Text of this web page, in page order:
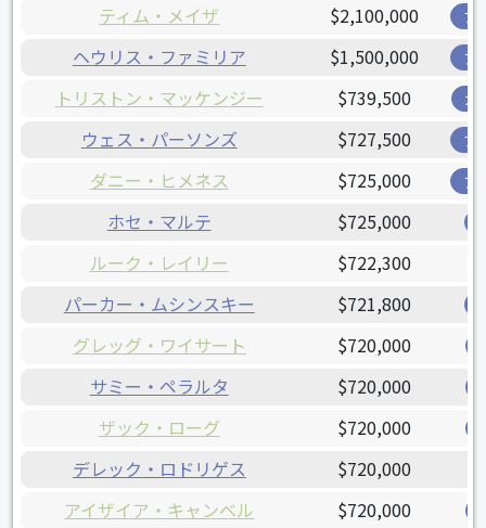
ティム・メイザ $2,100,000 ブ
ヘウリス・ファミリア $1,500,000 ア
トリストン・マッケンジー $739,500 ガ
ウェス・パーソンズ $727,500 ブ
ダニー・ヒメネス $725,000 ア
ホセ・マルテ $725,000
ルーク・レイリー
$722,300
パーカー・ムシンスキー
$721,800
グレッグ・ワイサート $720,000
サミー・ペラルタ $720,000
ザック・ローグ $720,000
デレック・ロドリゲス $720,000
アイザイア・キャンベル $720,000